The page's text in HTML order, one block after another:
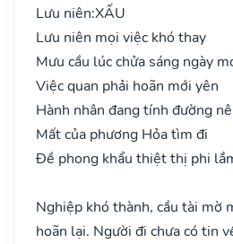
Lưu niên:XẤU
Lưu niên mọi việc khó thay
Mưu cầu lúc chửa sáng ngày
Việc quan phải hoãn mới yên
Hành nhân đang tính đường
Mất của phương Hỏa tìm đi
Đề phong khẩu thiệt thị phi
Nghiệp khó thành, cầu tài mờ
hoãn lại. Người đi chưa có tin